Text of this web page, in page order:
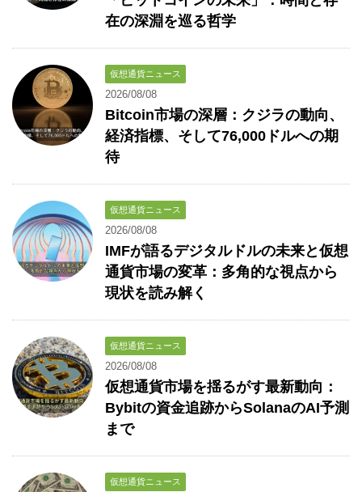
在の深淵を巡る哲学
仮想通貨ニュース
2026/08/08
Bitcoin市場の深層：クジラの動向、
経済指標、そして76,000ドルへの期
待
仮想通貨ニュース
2026/08/08
IMFが語るデジタルドルの未来と仮想
通貨市場の変革：多角的な視点から
現状を読み解く
仮想通貨ニュース
2026/08/08
仮想通貨市場を揺るがす最新動向：
Bybitの資金追跡からSolanaのAI予測
まで
仮想通貨ニュース